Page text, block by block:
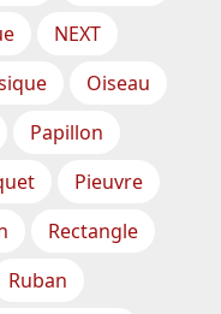
NEXT
Oiseau
Papillon
Pieuvre
Rectangle
Ruban